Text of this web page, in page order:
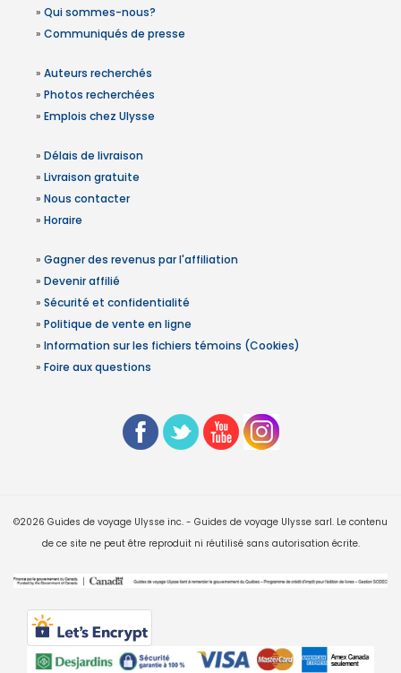
» Qui sommes-nous?
» Communiqués de presse
» Auteurs recherchés
» Photos recherchées
» Emplois chez Ulysse
» Délais de livraison
» Livraison gratuite
» Nous contacter
» Horaire
» Gagner des revenus par l'affiliation
» Devenir affilié
» Sécurité et confidentialité
» Politique de vente en ligne
» Information sur les fichiers témoins (Cookies)
» Foire aux questions
©2026 Guides de voyage Ulysse inc. - Guides de voyage Ulysse sarl. Le contenu
de ce site ne peut être reproduit ni réutilisé sans autorisation écrite.